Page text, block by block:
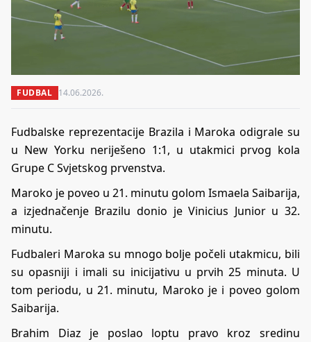
FUDBAL 14.06.2026.
Fudbalske reprezentacije Brazila i Maroka odigrale su
u New Yorku neriješeno 1:1, u utakmici prvog kola
Grupe C Svjetskog prvenstva.
Maroko je poveo u 21. minutu golom Ismaela Saibarija,
a izjednačenje Brazilu donio je Vinicius Junior u 32.
minutu.
Fudbaleri Maroka su mnogo bolje počeli utakmicu, bili
su opasniji i imali su inicijativu u prvih 25 minuta. U
tom periodu, u 21. minutu, Maroko je i poveo golom
Saibarija.
Brahim Diaz je poslao loptu pravo kroz sredinu